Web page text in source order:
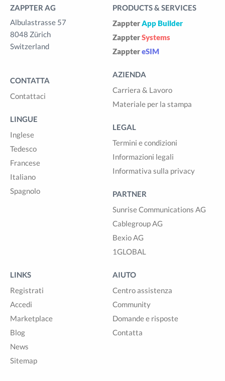
ZAPPTER AG
Albulastrasse 57
8048 Zürich
Switzerland
CONTATTA
Contattaci
LINGUE
Inglese
Tedesco
Francese
Italiano
Spagnolo
PRODUCTS & SERVICES
ZappterApp Builder
ZappterSystems
ZapptereSIM
AZIENDA
Carriera & Lavoro
Materiale per la stampa
LEGAL
Termini e condizioni
Informazioni legali
Informativa sulla privacy
PARTNER
Sunrise Communications AG
Cablegroup AG
Bexio AG
1GLOBAL
LINKS
Registrati
Accedi
Marketplace
Blog
News
Sitemap
AIUTO
Centro assistenza
Community
Domande e risposte
Contatta